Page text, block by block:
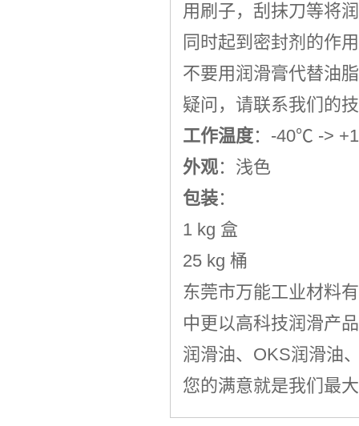
用刷子，刮抹刀等将
同时起到密封剂的作
不要用润滑膏代替油
疑问，请联系我们的
工作温度：-40℃ ->
外观：浅色
包装：
1 kg 盒
25 kg 桶
东莞市万能工业材料
中更以高科技润滑产
润滑油、 OKS润滑油
您的满意就是我们最